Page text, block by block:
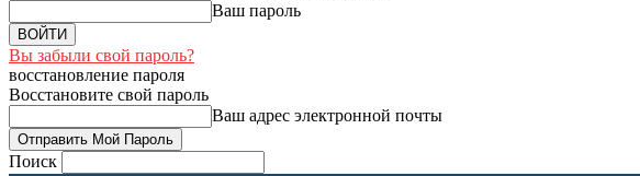
Ваш пароль
Вы забыли свой пароль?
восстановление пароля
Восстановите свой пароль
Ваш адрес электронной почты
Поиск